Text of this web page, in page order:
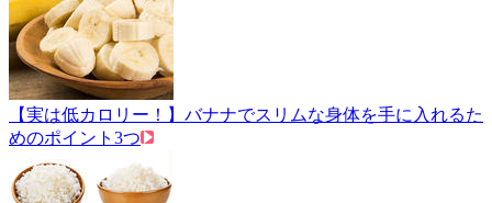
【実は低カロリー！】バナナでスリムな身体を手に入れるた
めのポイント3つ